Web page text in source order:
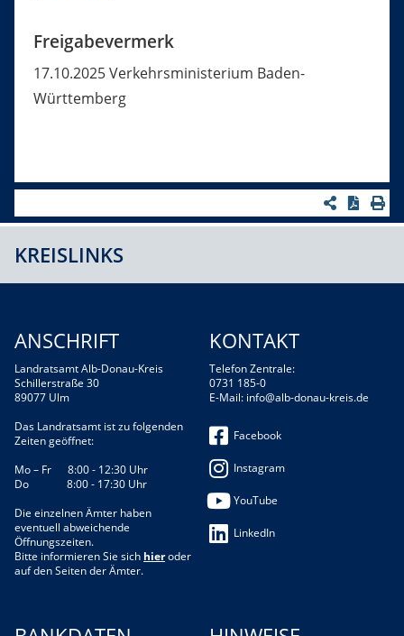
Freigabevermerk
17.10.2025Verkehrsministerium Baden-
Württemberg
KREISLINKS
ANSCHRIFT
Landratsamt Alb-Donau-Kreis
Schillerstraße 30
89077 Ulm
Das Landratsamt ist zu folgenden
Zeiten geöffnet:
Mo – Fr 8:00 - 12:30 Uhr
Do 8:00 - 17:30 Uhr
Die einzelnen Ämter haben
eventuell abweichende
Öffnungszeiten.
Bitte informieren Sie sich hieroder
auf den Seiten der Ämter.
KONTAKT
Telefon Zentrale:
0731 185-0
E-Mail: info@alb-donau-kreis.de
Facebook
Instagram
YouTube
LinkedIn